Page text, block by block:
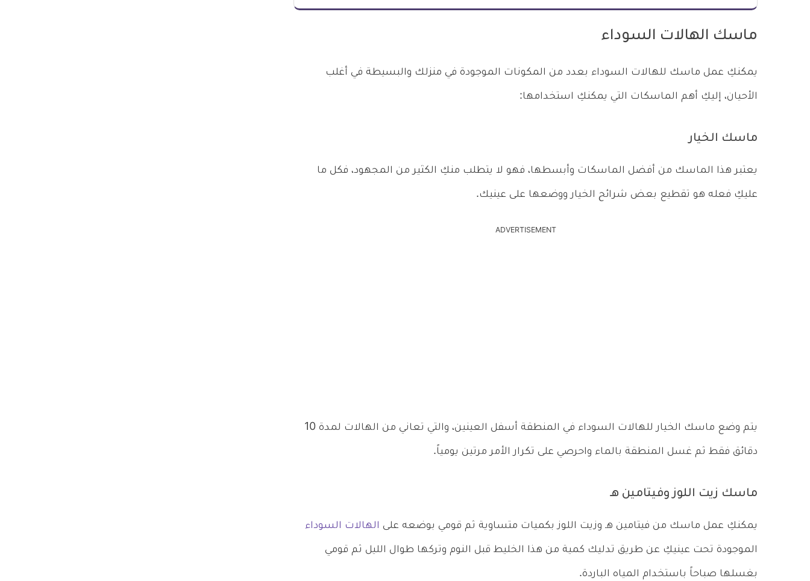
ماسك الهالات السوداء
يمكنكِ عمل ماسك للهالات السوداء بعدد من المكونات الموجودة في منزلك والبسيطة في أغلب
الأحيان، إليكِ أهم الماسكات التي يمكنكِ استخدامها:
ماسك الخيار
يعتبر هذا الماسك من أفضل الماسكات وأبسطها، فهو لا يتطلب منكِ الكثير من المجهود، فكل ما
عليكِ فعله هو تقطيع بعض شرائح الخيار ووضعها على عينيك.
ADVERTISEMENT
يتم وضع ماسك الخيار للهالات السوداء في المنطقة أسفل العينين، والتي تعاني من الهالات لمدة 10
دقائق فقط ثم غسل المنطقة بالماء واحرصي على تكرار الأمر مرتين يومياً.
ماسك زيت اللوز وفيتامين هـ
يمكنكِ عمل ماسك من فيتامين هـ وزيت اللوز بكميات متساوية ثم قومي بوضعه على الهالات السوداء
الموجودة تحت عينيكِ عن طريق تدليك كمية من هذا الخليط قبل النوم وتركها طوال الليل ثم قومي
بغسلها صباحاً باستخدام المياه الباردة.